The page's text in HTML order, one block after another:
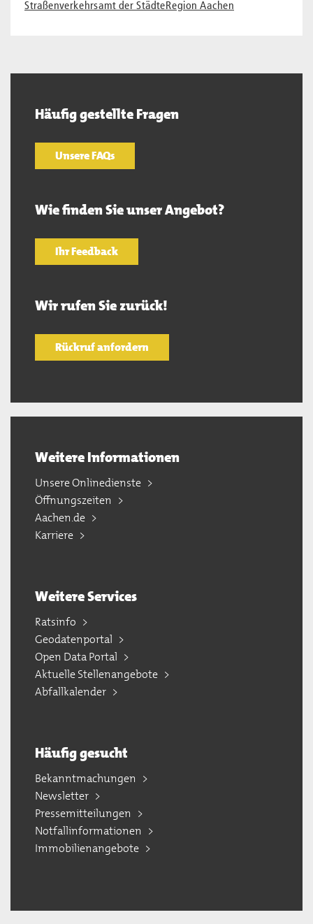
Straßenverkehrsamt der StädteRegion Aachen
Häufig gestellte Fragen
Unsere FAQs
Wie finden Sie unser Angebot?
Ihr Feedback
Wir rufen Sie zurück!
Rückruf anfordern
Weitere Informationen
Unsere Onlinedienste
Öffnungszeiten
Aachen.de
Karriere
Weitere Services
Ratsinfo
Geodatenportal
Open Data Portal
Aktuelle Stellenangebote
Abfallkalender
Häufig gesucht
Bekanntmachungen
Newsletter
Pressemitteilungen
Notfallinformationen
Immobilienangebote